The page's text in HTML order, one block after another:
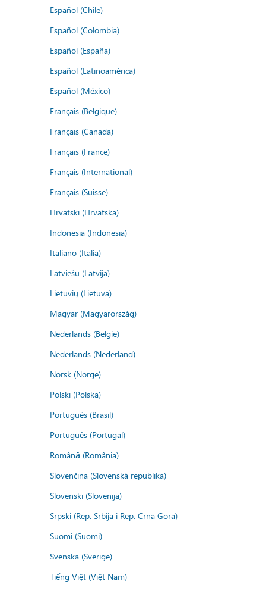
Español (Chile)
Español (Colombia)
Español (España)
Español (Latinoamérica)
Español (México)
Français (Belgique)
Français (Canada)
Français (France)
Français (International)
Français (Suisse)
Hrvatski (Hrvatska)
Indonesia (Indonesia)
Italiano (Italia)
Latviešu (Latvija)
Lietuvių (Lietuva)
Magyar (Magyarország)
Nederlands (België)
Nederlands (Nederland)
Norsk (Norge)
Polski (Polska)
Português (Brasil)
Português (Portugal)
Română (România)
Slovenčina (Slovenská republika)
Slovenski (Slovenija)
Srpski (Rep. Srbija i Rep. Crna Gora)
Suomi (Suomi)
Svenska (Sverige)
Tiếng Việt (Việt Nam)